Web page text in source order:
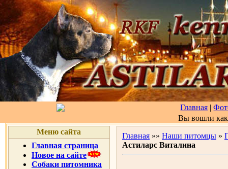
Главная |
Вы вошли
Меню сайта
Главная страница
Новое на сайте
Собаки питомника
Главная »» Наши питомцы »
Астиларс Виталина